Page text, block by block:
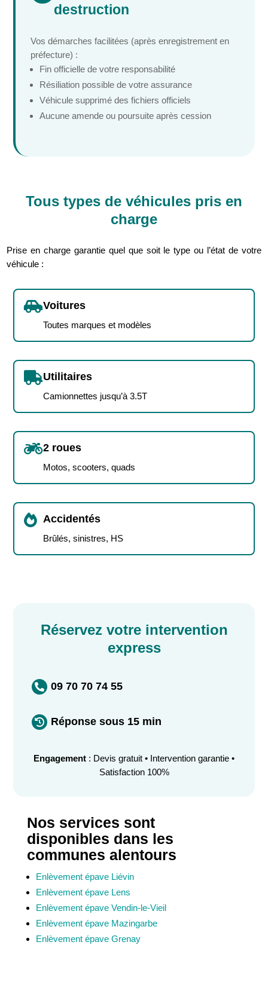
destruction
Vos démarches facilitées (après enregistrement en
préfecture) :
Fin officielle de votre responsabilité
Résiliation possible de votre assurance
Véhicule supprimé des fichiers officiels
Aucune amende ou poursuite après cession
Tous types de véhicules pris en
charge
Prise en charge garantie quel que soit le type ou l’état de votre
véhicule :
Voitures
Toutes marques et modèles
Utilitaires
Camionnettes jusqu’à 3.5T
2 roues
Motos, scooters, quads
 Accidentés
Brûlés, sinistres, HS
Réservez votre intervention
express
 09 70 70 74 55
 Réponse sous 15 min
Engagement : Devis gratuit • Intervention garantie •
Satisfaction 100%
Nos services sont
disponibles dans les
communes alentours
Enlèvement épave Liévin
Enlèvement épave Lens
Enlèvement épave Vendin-le-Vieil
Enlèvement épave Mazingarbe
Enlèvement épave Grenay